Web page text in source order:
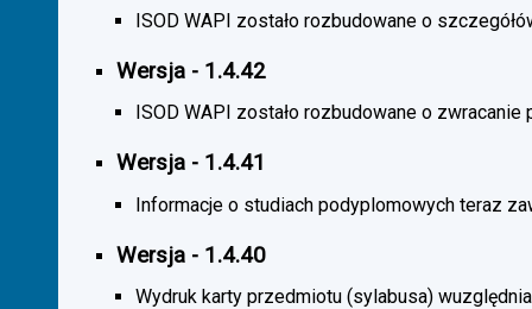
ISOD WAPI zostało rozbudowane o
Wersja - 1.4.42
ISOD WAPI zostało rozbudowane o zwracanie
Wersja - 1.4.41
Informacje o studiach podyplomowych teraz
Wersja - 1.4.40
Wydruk karty przedmiotu (sylabusa)